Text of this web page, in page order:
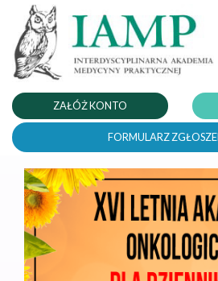
ZAŁÓŻ KONTO
FORMULARZ